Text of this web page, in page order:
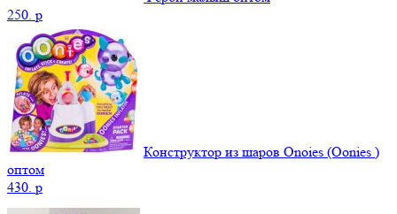
250. p
Конструктор из шаров Onoies (Oonies )
оптом
430. p